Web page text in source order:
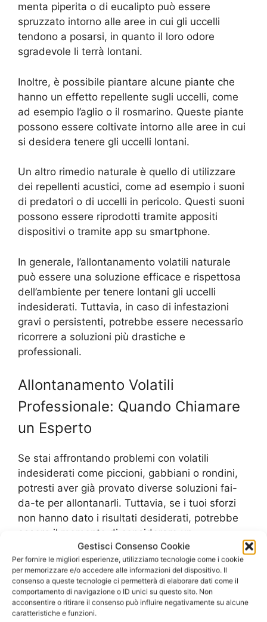
Gestisci Consenso Cookie
Per fornire le migliori esperienze, utilizziamo tecnologie come i cookie
per memorizzare e/o accedere alle informazioni del dispositivo. Il
consenso a queste tecnologie ci permetterà di elaborare dati come il
comportamento di navigazione o ID unici su questo sito. Non
acconsentire o ritirare il consenso può influire negativamente su alcune
caratteristiche e funzioni.
menta piperita o di eucalipto può essere
spruzzato intorno alle aree in cui gli uccelli
tendono a posarsi, in quanto il loro odore
sgradevole li terrà lontani.
Inoltre, è possibile piantare alcune piante che
hanno un effetto repellente sugli uccelli, come
ad esempio l’aglio o il rosmarino. Queste piante
possono essere coltivate intorno alle aree in cui
si desidera tenere gli uccelli lontani.
Un altro rimedio naturale è quello di utilizzare
dei repellenti acustici, come ad esempio i suoni
di predatori o di uccelli in pericolo. Questi suoni
possono essere riprodotti tramite appositi
dispositivi o tramite app su smartphone.
In generale, l’allontanamento volatili naturale
può essere una soluzione efficace e rispettosa
dell’ambiente per tenere lontani gli uccelli
indesiderati. Tuttavia, in caso di infestazioni
gravi o persistenti, potrebbe essere necessario
ricorrere a soluzioni più drastiche e
professionali.
Allontanamento Volatili
Professionale: Quando Chiamare
un Esperto
Se stai affrontando problemi con volatili
indesiderati come piccioni, gabbiani o rondini,
potresti aver già provato diverse soluzioni fai-
da-te per allontanarli. Tuttavia, se i tuoi sforzi
non hanno dato i risultati desiderati, potrebbe
essere il momento di considerare un
allontanamento volatili professionale.
Un esperto di allontanamento volatili ha le
conoscenze e le attrezzature necessarie per
affrontare il problema in modo efficace e